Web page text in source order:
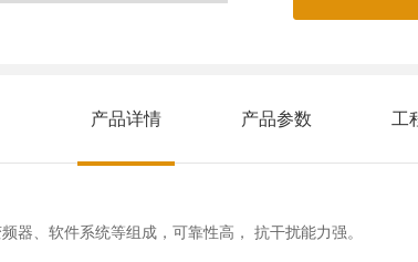
产品详情 产品参数 工
器、软件系统等组成，可靠性高， 抗干扰能力强。